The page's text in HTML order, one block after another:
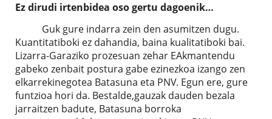
Ez dirudi irtenbidea oso gertu dagoenik…
Guk gure indarra zein den asumitzen dugu.
Kuantitatiboki ez dahandia, baina kualitatiboki bai.
Lizarra-Garaziko prozesuan zehar EAkmantendu
gabeko zenbait postura gabe ezinezkoa izango zen
elkarrekinegotea Batasuna eta PNV. Egun ere, gure
funtzioa hori da. Bestalde,gauzak dauden bezala
jarraitzen badute, Batasuna borroka